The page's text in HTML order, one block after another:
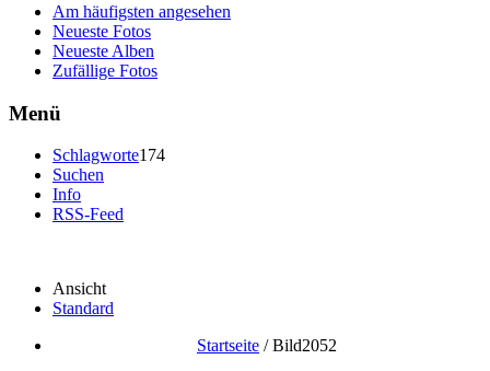
Am häufigsten angesehen
Neueste Fotos
Neueste Alben
Zufällige Fotos
Menü
Schlagworte174
Suchen
Info
RSS-Feed
Ansicht
Standard
Startseite /Bild2052